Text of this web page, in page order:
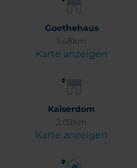
Goethehaus
1.48km
Karte anzeigen
Kaiserdom
2.02km
Karte anzeigen